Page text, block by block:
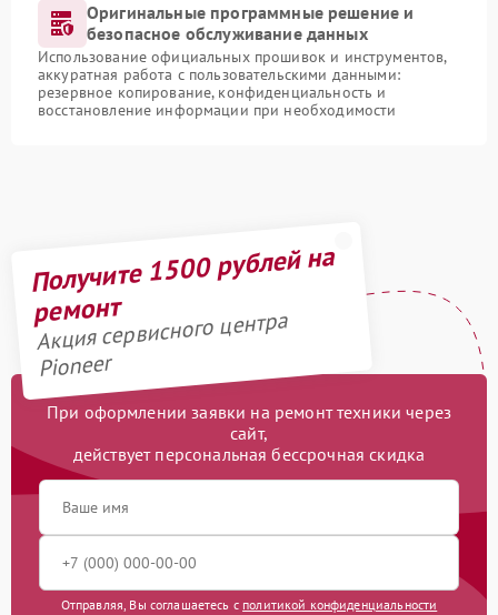
Оригинальные программные решение и
безопасное обслуживание данных
Использование официальных прошивок и инструментов,
аккуратная работа с пользовательскими данными:
резервное копирование, конфиденциальность и
восстановление информации при необходимости
Получите 1500 рублей на
ремонт
Акция сервисного центра
Pioneer
При оформлении заявки на ремонт техники через
сайт,
действует персональная бессрочная скидка
Отправляя, Вы соглашаетесь с политикой конфиденциальности